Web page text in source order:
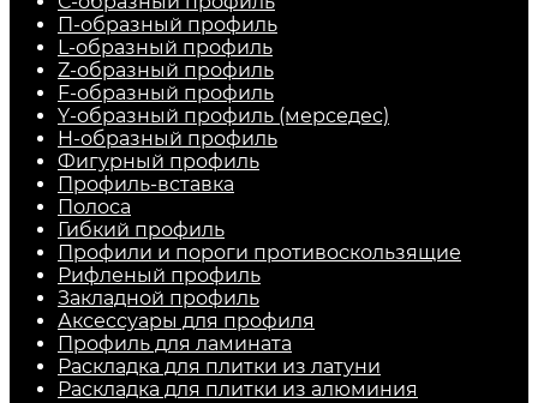
П-образный профиль
L-образный профиль
Z-образный профиль
F-образный профиль
Y-образный профиль (мерседес)
H-образный профиль
Фигурный профиль
Профиль-вставка
Полоса
Гибкий профиль
Профили и пороги противоскользящие
Рифленый профиль
Закладной профиль
Аксессуары для профиля
Профиль для ламината
Раскладка для плитки из латуни
Раскладка для плитки из алюминия